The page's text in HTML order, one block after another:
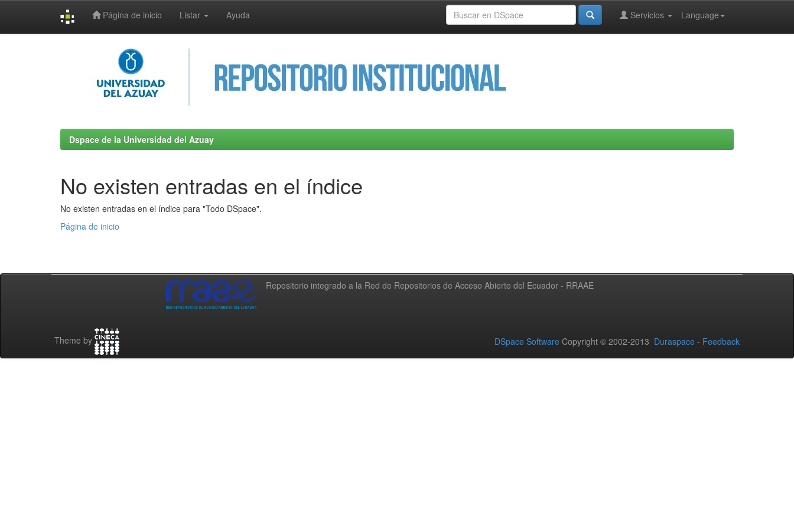
Página de inicio Listar Ayuda Language
Servicios
Dspace de la Universidad del Azuay
No existen entradas en el índice
No existen entradas en el índice para "Todo DSpace".
Página de inicio
Repositorio integrado a la Red de Repositorios de Acceso Abierto del Ecuador - RRAAE
Theme by DSpace Software Copyright © 2002-2013 Duraspace - Feedback